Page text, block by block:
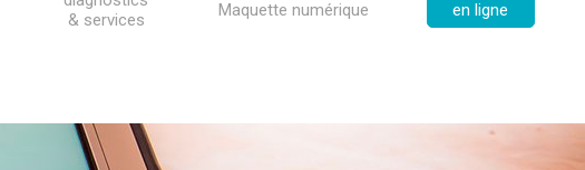
& services
Maquette numérique
en ligne